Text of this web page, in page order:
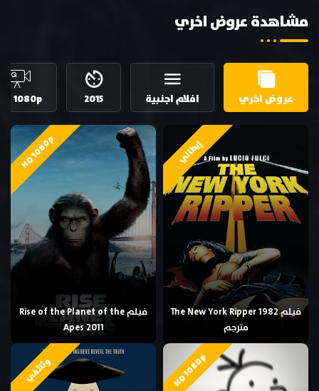
مشاهدة عروض اخري
عروض اخري افلام اجنبية 2015
1080p
إيطالي
فيلم The New York Ripper 1982
مترجم
HD 1080p
فيلم Rise of the Planet of the
Apes 2011
HD 1080p وثائقي